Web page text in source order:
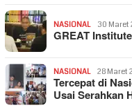
NASIONAL 30 Maret
GREAT
NASIONAL 28 Maret
Tercepat di
Usai Serahkan